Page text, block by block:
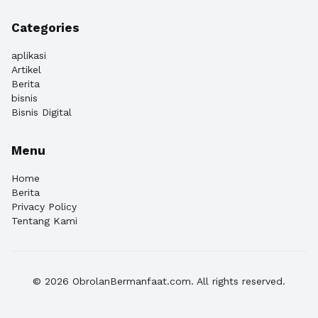
Categories
aplikasi
Artikel
Berita
bisnis
Bisnis Digital
Menu
Home
Berita
Privacy Policy
Tentang Kami
© 2026 ObrolanBermanfaat.com. All rights reserved.